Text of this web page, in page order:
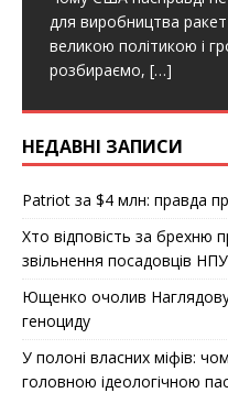
b
o
o
k
t
e
r
e
для виробництва
великою політикою і
розбираємо, […]
НЕДАВНІ ЗАПИСИ
Patriot за $4 млн: правда
Хто відповість за брехню
звільнення посадовців НПУ
Ющенко очолив
геноциду
У полоні власних міфів:
головною ідеологічною